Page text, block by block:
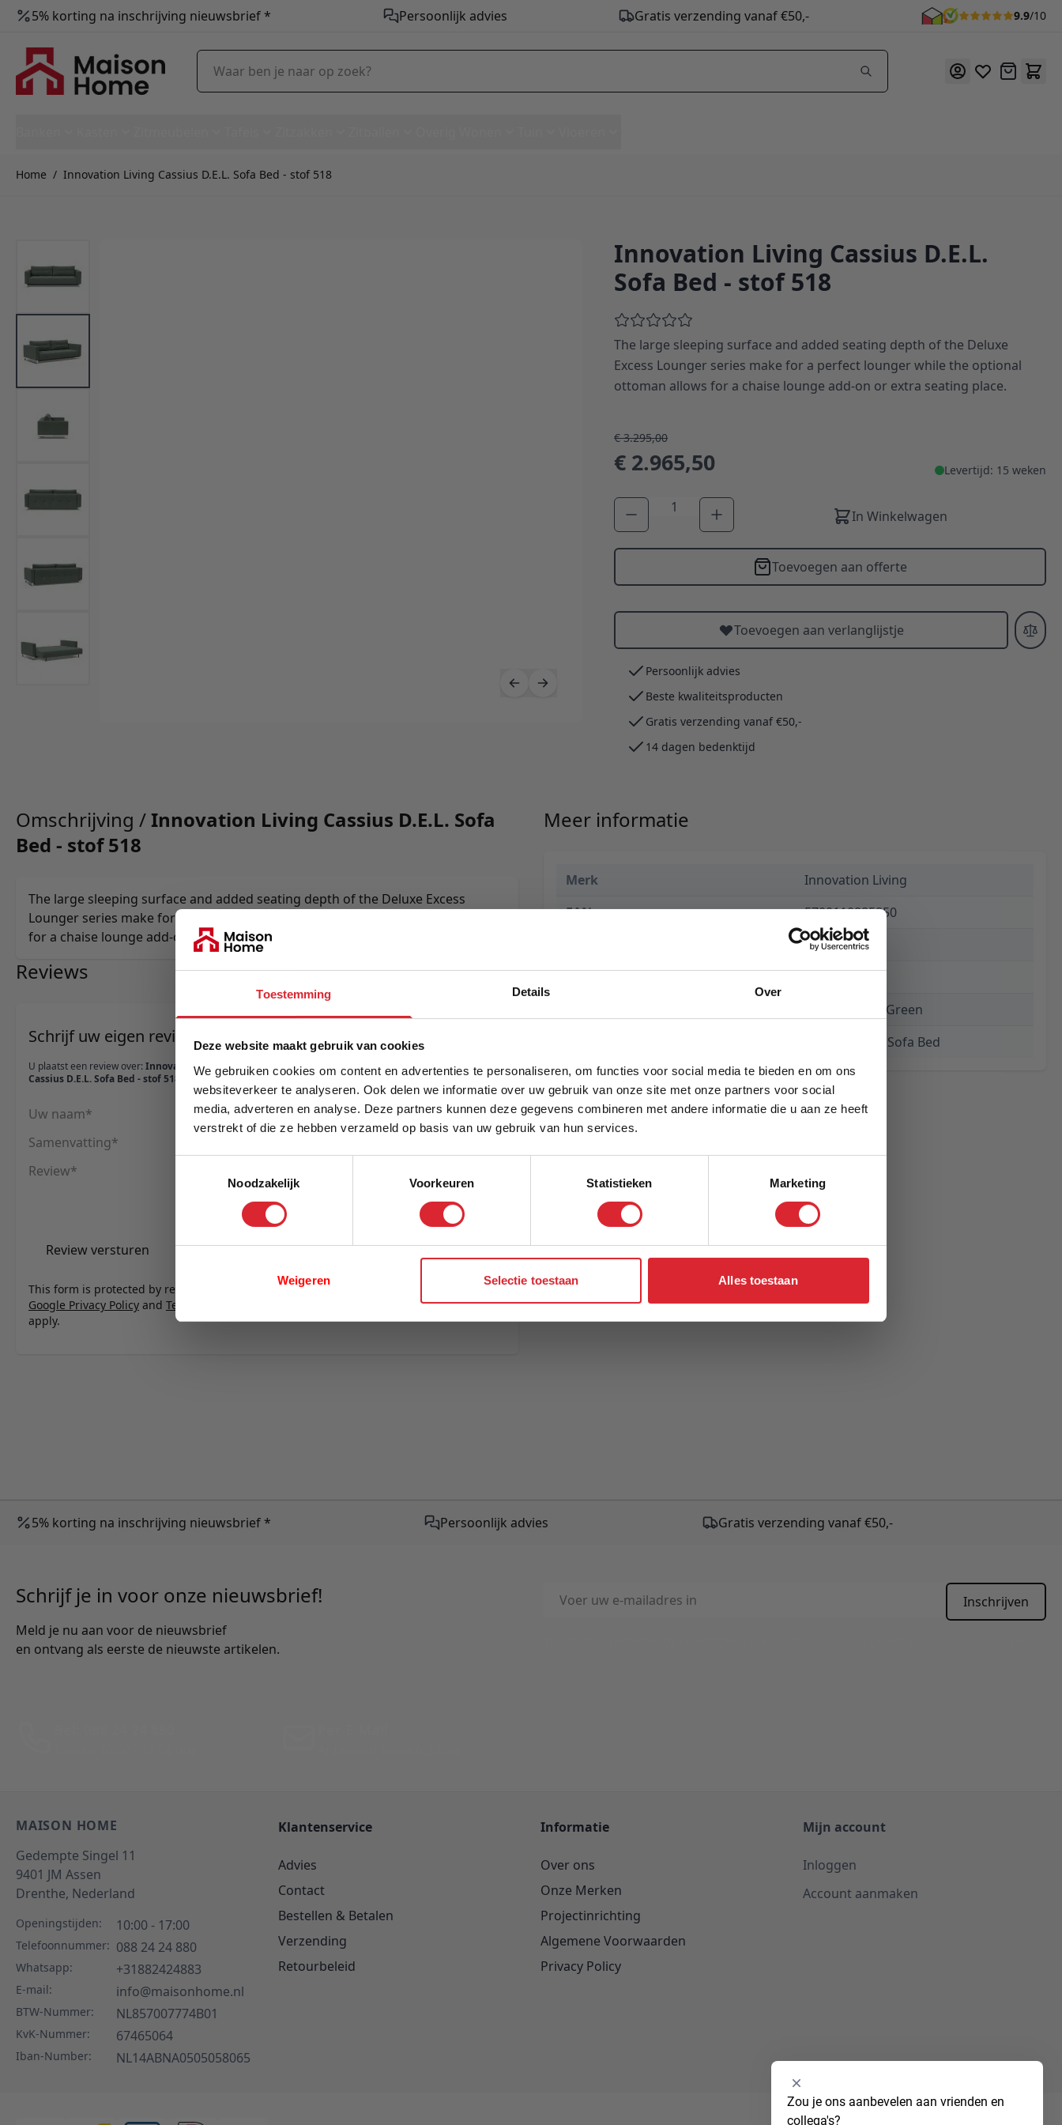
Toestemming Details Over
Deze website maakt gebruik van cookies
We gebruiken cookies om content en advertenties te personaliseren, om functies voor social media te bieden en om ons
websiteverkeer te analyseren. Ook delen we informatie over uw gebruik van onze site met onze partners voor social
media, adverteren en analyse. Deze partners kunnen deze gegevens combineren met andere informatie die u aan ze heeft
verstrekt of die ze hebben verzameld op basis van uw gebruik van hun services.
Noodzakelijk
Voorkeuren Statistieken Marketing
Weigeren Selectie toestaan Alles toestaan
5% korting na inschrijving nieuwsbrief * Persoonlijk advies Gratis verzending vanaf €50,- 9.9/10
Offerte
Waar ben je naar op zoek?
Home / Innovation Living Cassius D.E.L. Sofa Bed - stof 518
Innovation Living Cassius D.E.L. Sofa Bed - stof 518
Innovation Living Cassius D.E.L.
Sofa Bed - stof 518
The large sleeping surface and added seating depth of the Deluxe
Excess Lounger series make for a perfect lounger while the optional
ottoman allows for a chaise lounge add-on or extra seating place.
€ 3.295,00
€ 2.965,50 Levertijd: 15 weken
Aantal
In Winkelwagen
Toevoegen aan offerte
Toevoegen aan verlanglijstje
Persoonlijk advies
Beste kwaliteitsproducten
Gratis verzending vanaf €50,-
14 dagen bedenktijd
Omschrijving /Innovation Living Cassius D.E.L. Sofa
Bed - stof 518
The large sleeping surface and added seating depth of the Deluxe Excess
Lounger series make for a perfect lounger while the optional ottoman allows
for a chaise lounge add-on or extra seating place.
Reviews
Schrijf uw eigen review
U plaatst een review over: Innovation Living
Cassius D.E.L. Sofa Bed - stof 518
Uw naam
Samenvatting
Review
Review versturen
This form is protected by reCAPTCHA - the
Google Privacy Policy and Terms of Service
apply.
Meer informatie
Merk
Innovation Living
EAN
5700110885850
€ 3.295,00
518 Elegance Green
Cassius D.E.L. Sofa Bed
5% korting na inschrijving nieuwsbrief * Persoonlijk advies Gratis verzending vanaf €50,-
Schrijf je in voor onze nieuwsbrief!
Meld je nu aan voor de nieuwsbrief
en ontvang als eerste de nieuwste artikelen.
E-mailadres
Inschrijven
MAISON HOME
Gedempte Singel 11
9401 JM Assen
Drenthe, Nederland
Openingstijden: 10:00 - 17:00
Telefoonnummer: 088 24 24 880
Whatsapp: +31882424883
E-mail: info@maisonhome.nl
BTW-Nummer: NL857007774B01
KvK-Nummer: 67465064
Iban-Number: NL14ABNA0505058065
Klantenservice
Advies
Contact
Bestellen & Betalen
Verzending
Retourbeleid
Informatie
Over ons
Onze Merken
Projectinrichting
Algemene Voorwaarden
Privacy Policy
Mijn account
Inloggen
Account aanmaken
5% Korting
Schrijf je in en ontvang direct een kortingscode
Zou je ons aanbevelen aan vrienden en
collega's?
Selecteer
een